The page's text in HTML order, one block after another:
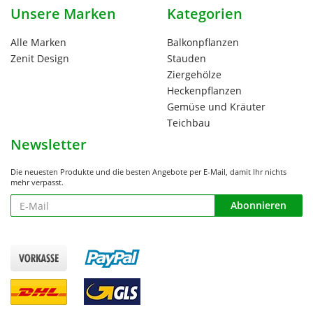
Unsere Marken
Alle Marken
Zenit Design
Kategorien
Balkonpflanzen
Stauden
Ziergehölze
Heckenpflanzen
Gemüse und Kräuter
Teichbau
Newsletter
Die neuesten Produkte und die besten Angebote per E-Mail, damit Ihr nichts
mehr verpasst.
Newsletter Abonnieren